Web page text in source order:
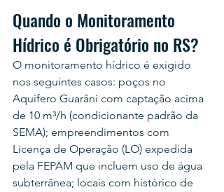
Quando o Monitoramento
Hídrico é Obrigatório no RS?
O monitoramento hídrico é exigido
nos seguintes casos: poços no
Aquífero Guarâni com captação acima
de 10 m³/h (condicionante padrão da
SEMA); empreendimentos com
Licença de Operação (LO) expedida
pela FEPAM que incluem uso de água
subterrânea; locais com histórico de